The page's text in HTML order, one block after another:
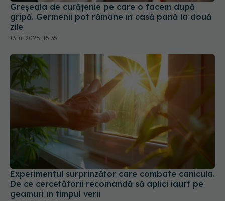
Greșeala de curățenie pe care o facem după
gripă. Germenii pot rămâne în casă până la două
zile
13 iul 2026, 15:35
Experimentul surprinzător care combate canicula.
De ce cercetătorii recomandă să aplici iaurt pe
geamuri în timpul verii